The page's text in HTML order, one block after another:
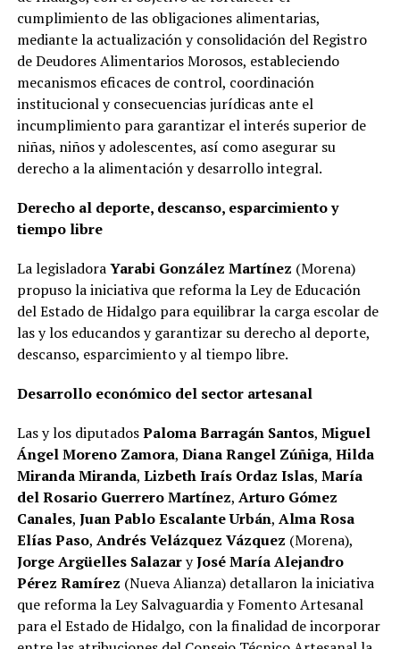
cumplimiento de las obligaciones alimentarias,
mediante la actualización y consolidación del Registro
de Deudores Alimentarios Morosos, estableciendo
mecanismos eficaces de control, coordinación
institucional y consecuencias jurídicas ante el
incumplimiento para garantizar el interés superior de
niñas, niños y adolescentes, así como asegurar su
derecho a la alimentación y desarrollo integral.
Derecho al deporte, descanso, esparcimiento y
tiempo libre
La legisladoraYarabi González Martínez (Morena)
propuso la iniciativa que reforma la Ley de Educación
del Estado de Hidalgo para equilibrar la carga escolar de
las y los educandos y garantizar su derecho al deporte,
descanso, esparcimiento y al tiempo libre.
Desarrollo económico del sector artesanal
Las y los diputadosPaloma Barragán Santos, Miguel
Ángel Moreno Zamora, Diana Rangel Zúñiga, Hilda
Miranda Miranda, Lizbeth Iraís Ordaz Islas, María
del Rosario Guerrero Martínez, Arturo Gómez
Canales, Juan Pablo Escalante Urbán, Alma Rosa
Elías Paso, Andrés Velázquez Vázquez (Morena),
Jorge Argüelles SalazaryJosé María Alejandro
Pérez Ramírez (Nueva Alianza) detallaron la iniciativa
que reforma la Ley Salvaguardia y Fomento Artesanal
para el Estado de Hidalgo, con la finalidad de incorporar